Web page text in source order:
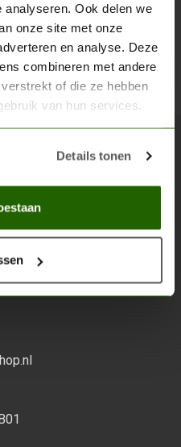
Ook delen we
onze site met onze
en analyse. Deze
combineren met andere
of die ze hebben
van hun services.
Details tonen
nieuwsbrief
onze laatste acties
en scenery